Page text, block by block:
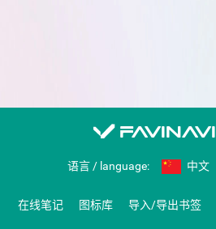
favinavi
语言 / language: 中文
在线笔记 图标库 导入/导出书签